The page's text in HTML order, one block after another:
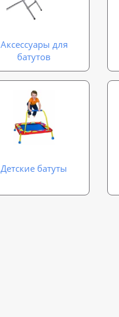
Аксессуары для
батутов
Детские батуты